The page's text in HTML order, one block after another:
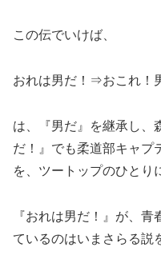
この伝でいけば、
おれは男だ！⇒おこれ！
は、『男だ』を継承し、
だ！』でも柔道部キャプ
を、ツートップのひとり
『おれは男だ！』が、
ているのはいまさらる説